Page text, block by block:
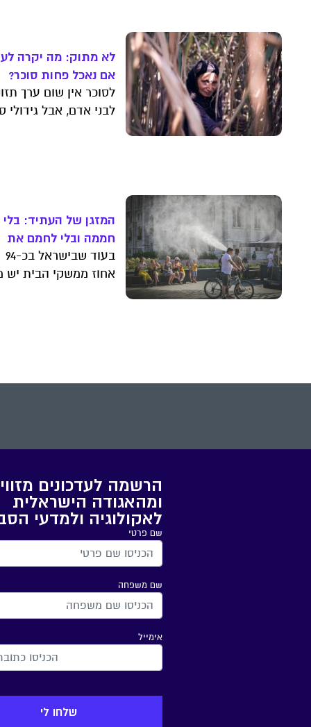
לא מתוק: מה יקרה
אם נאכל פחות סוכר?
לסוכר אין שום ערך
לבני אדם, אבל גידולי
האנושות תפחית את
צריכת הסוכר שלה
המזגן של העתיד: בלי
חממה ובלי לחמם את
הרחוב
בעוד שבישראל בכ-94
אחוז ממשקי הבית יש
להשפיע על הסביבה,
הרשמה לעדכונים
ומהאגודה הישראלית
לאקולוגיה ולמדעי
שם פרטי
שם משפחה
אימייל